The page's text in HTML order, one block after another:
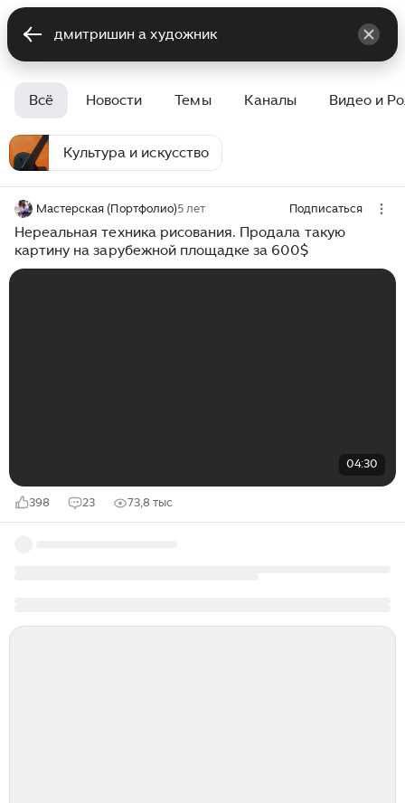
Всё Новости Темы Каналы Видео и
Культура и искусство
Мастерская (Портфолио)5 лет Подписаться
Нереальная техника рисования. Продала такую
картину на зарубежной площадке за 600$
04:30
398 23 73,8 тыс